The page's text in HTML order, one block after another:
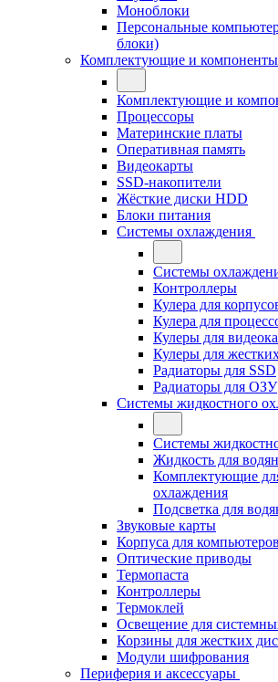
Моноблоки
Персональные
блоки)
Комплектующие и
Комплектующие и
Процессоры
Материнские платы
Оперативная память
Видеокарты
SSD-накопители
Жёсткие диски HDD
Блоки питания
Системы охлаждения
Системы
Контроллеры
Кулера для
Кулера для
Кулеры для
Кулеры для
Радиаторы для SSD
Радиаторы для ОЗУ
Системы жидкостного
Системы
Жидкость для
Комплектующие
охлаждения
Подсветка для
Звуковые карты
Корпуса для компьютеров
Оптические приводы
Термопаста
Контроллеры
Термоклей
Освещение для
Корзины для жестких
Модули шифрования
Периферия и аксессуары